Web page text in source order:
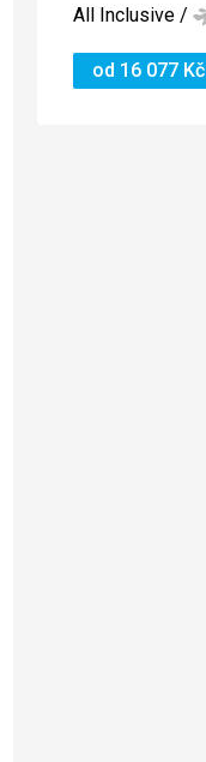
All Inclusive /
od 16 077 Kč